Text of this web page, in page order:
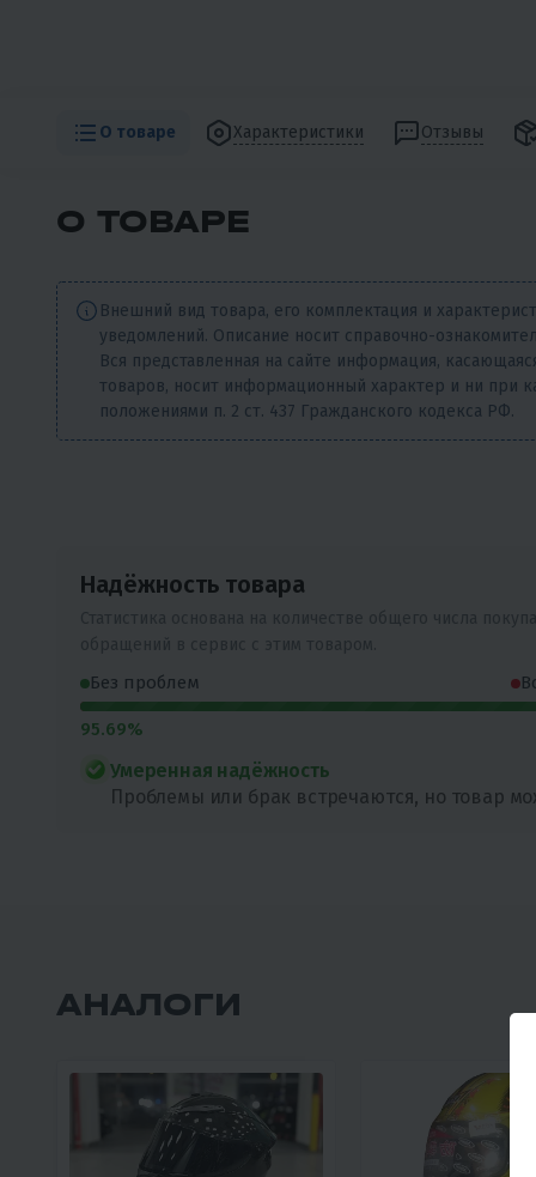
О товаре Характеристики Отзывы
О ТОВАРЕ
Внешний вид товара, его комплектация и
уведомлений. Описание носит справочно-
Вся представленная на сайте информация,
товаров, носит информационный характер и ни при
положениями п. 2 ст. 437 Гражданского кодекса РФ.
Надёжность товара
Без проблем
95.69%
Умеренная надёжность
Проблемы или брак встречаются, но товар
АНАЛОГИ